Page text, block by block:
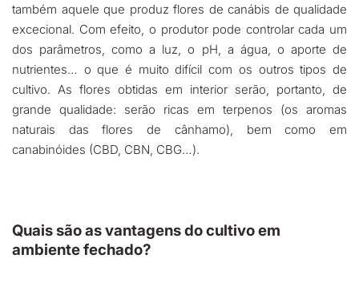
também aquele que produz flores de canábis de qualidade
excecional. Com efeito, o produtor pode controlar cada um
dos parâmetros, como a luz, o pH, a água, o aporte de
nutrientes… o que é muito difícil com os outros tipos de
cultivo. As flores obtidas em interior serão, portanto, de
grande qualidade: serão ricas em terpenos (os aromas
naturais das flores de cânhamo), bem como em
canabinóides (CBD, CBN, CBG…).
Quais são as vantagens do cultivo em
ambiente fechado?